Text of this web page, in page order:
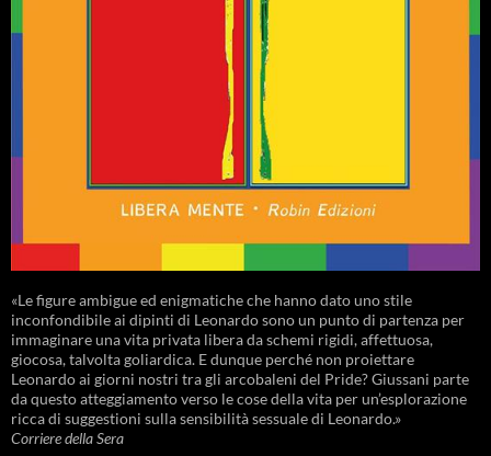
«Le figure ambigue ed enigmatiche che hanno dato uno stile
inconfondibile ai dipinti di Leonardo sono un punto di partenza per
immaginare una vita privata libera da schemi rigidi, affettuosa,
giocosa, talvolta goliardica. E dunque perché non proiettare
Leonardo ai giorni nostri tra gli arcobaleni del Pride? Giussani parte
da questo atteggiamento verso le cose della vita per un’esplorazione
ricca di suggestioni sulla sensibilità sessuale di Leonardo.»
Corriere della Sera